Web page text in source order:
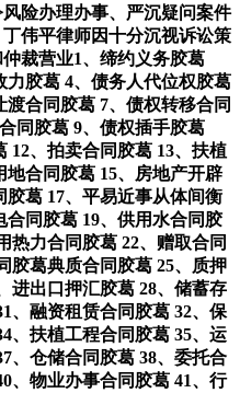
险办理办事、严沉疑问案件
伟平律师因十分沉视诉讼策
裁营业1、缔约义务胶葛
胶葛 4、债务人代位权胶葛
合同胶葛 7、债权转移合同
同胶葛 9、债权插手胶葛
12、拍卖合同胶葛 13、扶植
地合同胶葛 15、房地产开辟
葛 17、平易近事从体间衡
同胶葛 19、供用水合同胶
热力合同胶葛 22、赠取合同
胶葛典质合同胶葛 25、质押
进出口押汇胶葛 28、储蓄存
、融资租赁合同胶葛 32、保
、扶植工程合同胶葛 35、运
、仓储合同胶葛 38、委托合
、物业办事合同胶葛 41、行